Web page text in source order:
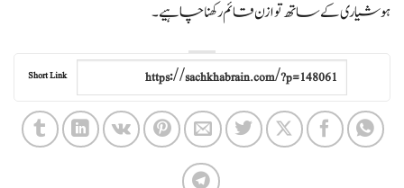
ہوشیاری کے ساتھ توازن قائم رکھنا چاہیے۔
Short Link